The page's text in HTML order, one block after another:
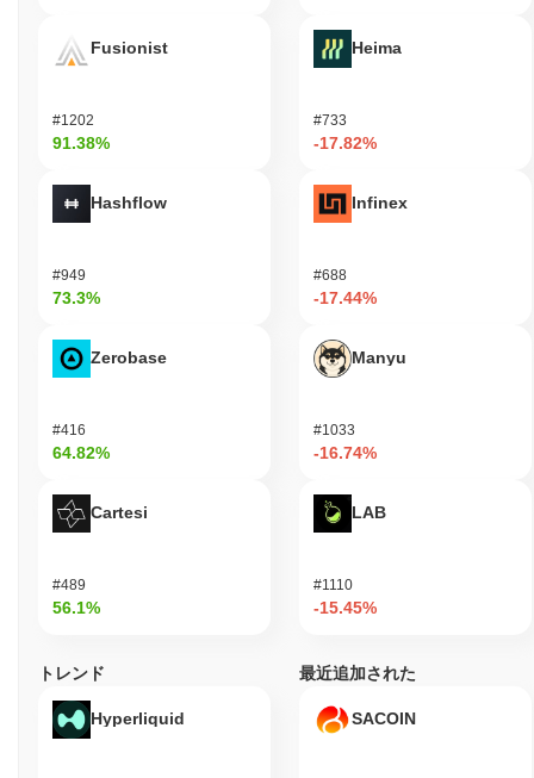
Fusionist
#1202
91.38%
Hashflow
#949
73.3%
Zerobase
#416
64.82%
Cartesi
#489
56.1%
Heima
#733
-17.82%
Infinex
#688
-17.44%
Manyu
#1033
-16.74%
LAB
#1110
-15.45%
トレンド
Hyperliquid
最近追加された
SACOIN